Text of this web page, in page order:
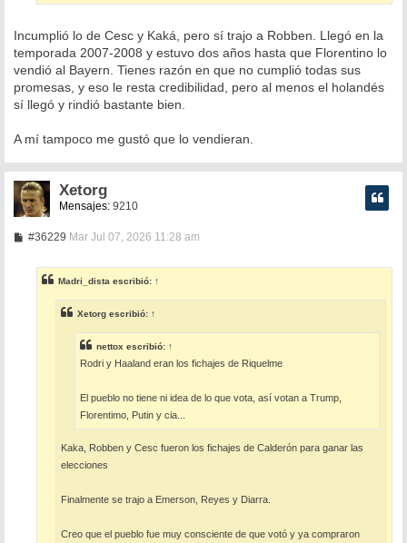
Incumplió lo de Cesc y Kaká, pero sí trajo a Robben. Llegó en la
temporada 2007-2008 y estuvo dos años hasta que Florentino lo
vendió al Bayern. Tienes razón en que no cumplió todas sus
promesas, y eso le resta credibilidad, pero al menos el holandés
sí llegó y rindió bastante bien.
A mí tampoco me gustó que lo vendieran.
Xetorg
Mensajes: 9210
#36229M
a
j
e
Mar Jul 07, 2026 11:28 am
Madri_dista escribió: ↑
Xetorg escribió: ↑
nettox escribió: ↑
Rodri y Haaland eran los fichajes de Riquelme
El pueblo no tiene ni idea de lo que vota, así votan a Trump,
Florentimo, Putin y cia...
Kaka, Robben y Cesc fueron los fichajes de Calderón para ganar las
elecciones
Finalmente se trajo a Emerson, Reyes y Diarra.
Creo que el pueblo fue muy consciente de que votó y ya compraron